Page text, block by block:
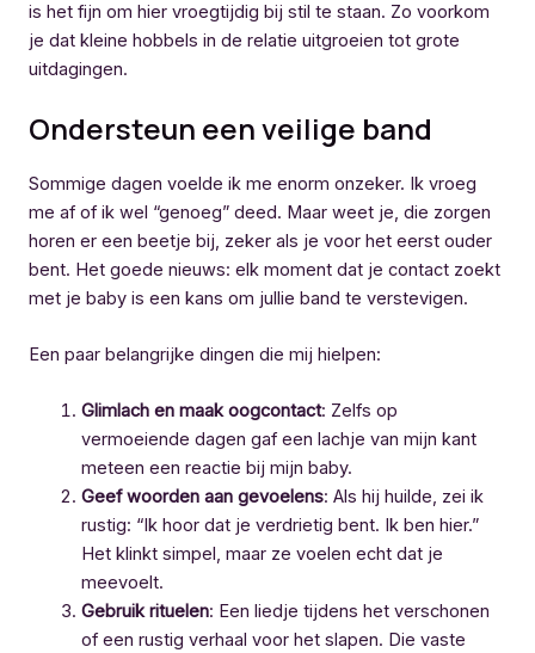
is het fijn om hier vroegtijdig bij stil te staan. Zo voorkom
je dat kleine hobbels in de relatie uitgroeien tot grote
uitdagingen.
Ondersteun een veilige band
Sommige dagen voelde ik me enorm onzeker. Ik vroeg
me af of ik wel “genoeg” deed. Maar weet je, die zorgen
horen er een beetje bij, zeker als je voor het eerst ouder
bent. Het goede nieuws: elk moment dat je contact zoekt
met je baby is een kans om jullie band te verstevigen.
Een paar belangrijke dingen die mij hielpen:
Glimlach en maak oogcontact: Zelfs op
vermoeiende dagen gaf een lachje van mijn kant
meteen een reactie bij mijn baby.
Geef woorden aan gevoelens: Als hij huilde, zei ik
rustig: “Ik hoor dat je verdrietig bent. Ik ben hier.”
Het klinkt simpel, maar ze voelen echt dat je
meevoelt.
Gebruik rituelen: Een liedje tijdens het verschonen
of een rustig verhaal voor het slapen. Die vaste